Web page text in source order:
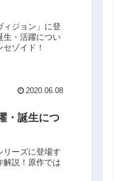
ィジョン」に登
生・活躍につい
ゾイド！
2020.06.08
・誕生につ
リーズに登場す
解説！原作では